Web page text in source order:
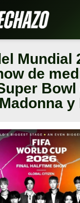
Mundial
de
Bowl
y